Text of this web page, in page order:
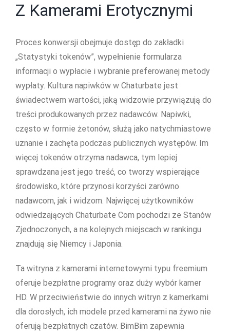
Z Kamerami Erotycznymi
Proces konwersji obejmuje dostęp do zakładki
„Statystyki tokenów”, wypełnienie formularza
informacji o wypłacie i wybranie preferowanej metody
wypłaty. Kultura napiwków w Chaturbate jest
świadectwem wartości, jaką widzowie przywiązują do
treści produkowanych przez nadawców. Napiwki,
często w formie żetonów, służą jako natychmiastowe
uznanie i zachęta podczas publicznych występów. Im
więcej tokenów otrzyma nadawca, tym lepiej
sprawdzana jest jego treść, co tworzy wspierające
środowisko, które przynosi korzyści zarówno
nadawcom, jak i widzom. Najwięcej użytkowników
odwiedzających Chaturbate Com pochodzi ze Stanów
Zjednoczonych, a na kolejnych miejscach w rankingu
znajdują się Niemcy i Japonia.
Ta witryna z kamerami internetowymi typu freemium
oferuje bezpłatne programy oraz duży wybór kamer
HD. W przeciwieństwie do innych witryn z kamerkami
dla dorosłych, ich modele przed kamerami na żywo nie
oferują bezpłatnych czatów. BimBim zapewnia